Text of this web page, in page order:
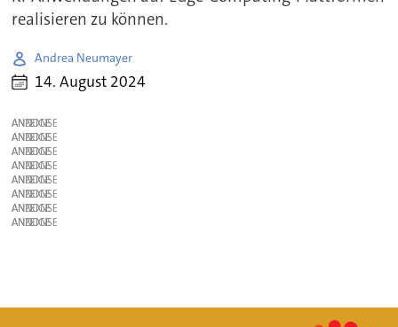
realisieren zu können.
Andrea Neumayer
14. August 2024
ANZEIGE
ANZEIGE
ANZEIGE
ANZEIGE
ANZEIGE
ANZEIGE
ANZEIGE
ANZEIGE